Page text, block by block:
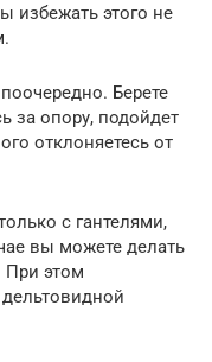
избежать этого не
Берете
за опору, подойдет
отклоняетесь от
с гантелями,
вы можете делать
При этом